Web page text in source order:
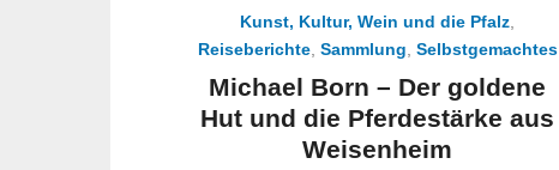
Kunst, Kultur, Wein und die Pfalz
Reiseberichte, Sammlung Selbstgemachtes
Michael Born – Der goldene
Hut und die Pferdestärke aus
Weisenheim